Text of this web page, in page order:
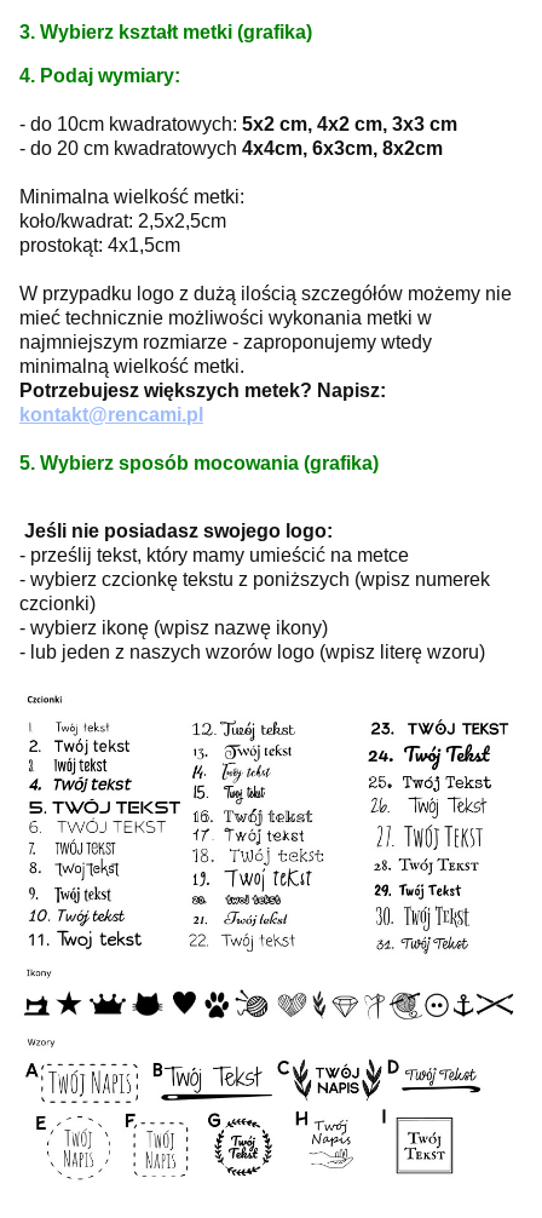
3. Wybierz kształt metki (grafika)
4. Podaj wymiary:
- do 10cm kwadratowych: 5x2 cm, 4x2 cm, 3x3 cm
- do 20 cm kwadratowych 4x4cm, 6x3cm, 8x2cm
Minimalna wielkość metki:
koło/kwadrat: 2,5x2,5cm
prostokąt: 4x1,5cm
W przypadku logo z dużą ilością szczegółów możemy nie
mieć technicznie możliwości wykonania metki w
najmniejszym rozmiarze - zaproponujemy wtedy
minimalną wielkość metki.
Potrzebujesz większych metek? Napisz:
kontakt@rencami.pl
5. Wybierz sposób mocowania (grafika)
Jeśli nie posiadasz swojego logo:
- prześlij tekst, który mamy umieścić na metce
- wybierz czcionkę tekstu z poniższych (wpisz numerek
czcionki)
- wybierz ikonę (wpisz nazwę ikony)
- lub jeden z naszych wzorów logo (wpisz literę wzoru)